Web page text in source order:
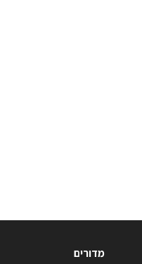
מדורים